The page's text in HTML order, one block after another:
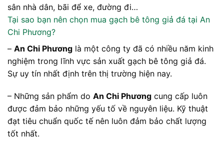
sân nhà dân, bãi để xe, đường đi…
Tại sao bạn nên chọn mua gạch bê tông giả đá tại An
Chi Phương?
– An Chi Phương là một công ty đã có nhiều năm kinh
nghiệm trong lĩnh vực sản xuất gạch bê tông giả đá.
Sự uy tín nhất định trên thị trường hiện nay.
– Những sản phẩm do An Chi Phương cung cấp luôn
được đảm bảo những yếu tố về nguyên liệu. Kỹ thuật
đạt tiêu chuẩn quốc tế nên luôn đảm bảo chất lượng
tốt nhất.